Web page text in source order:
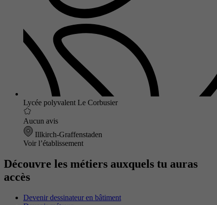
Lycée polyvalent Le Corbusier
Aucun avis
Illkirch-Graffenstaden
Voir l’établissement
Découvre les métiers auxquels tu auras
accès
Devenir dessinateur en bâtiment